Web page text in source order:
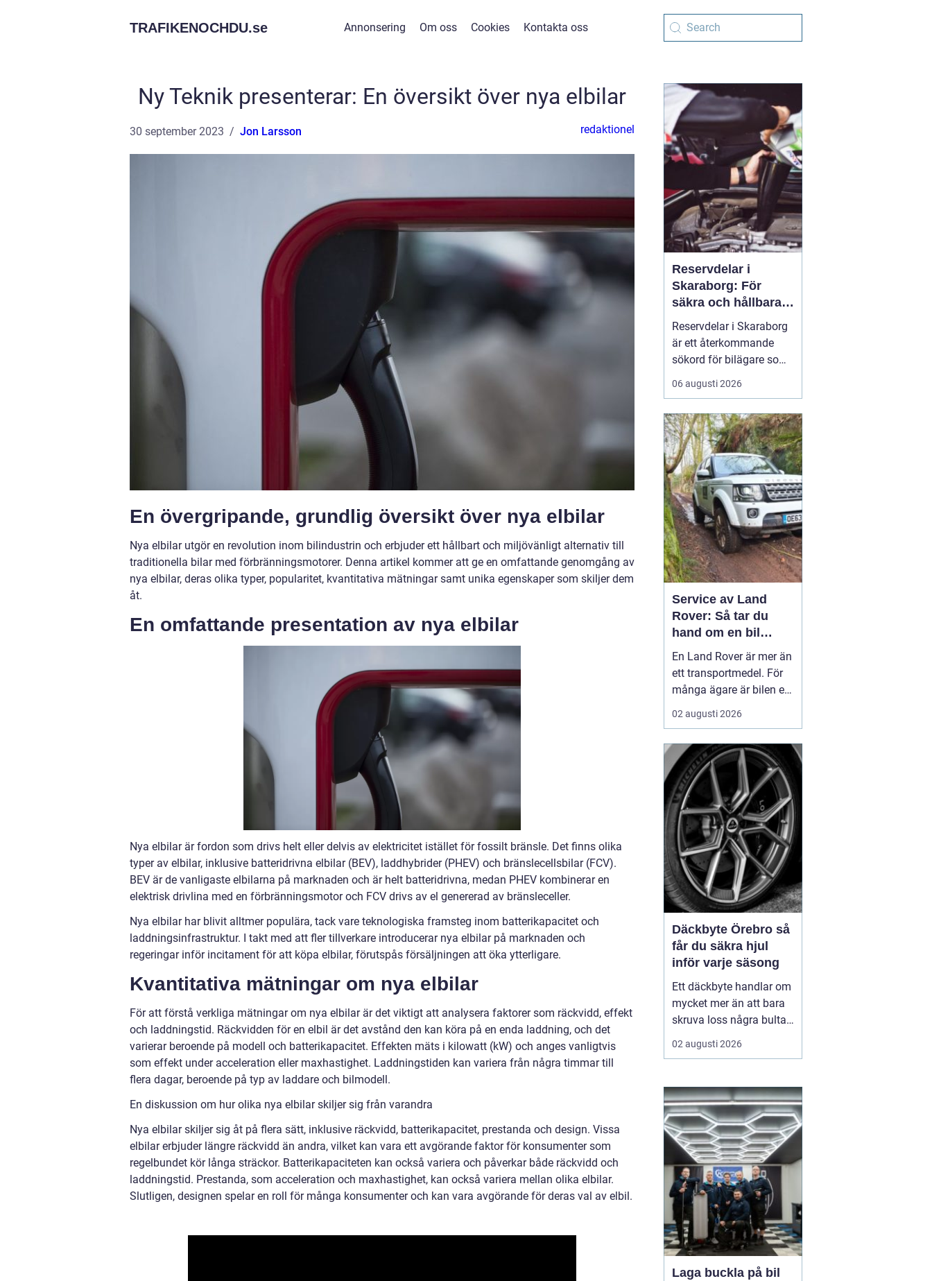
TRAFIKENOCHDU.se Annonsering Om oss Cookies Kontakta oss
Ny Teknik presenterar: En översikt över nya elbilar
30 september 2023 Jon Larsson redaktionel
En övergripande, grundlig översikt över nya elbilar
Nya elbilar utgör en revolution inom bilindustrin och erbjuder ett hållbart och miljövänligt alternativ till
traditionella bilar med förbränningsmotorer. Denna artikel kommer att ge en omfattande genomgång av
nya elbilar, deras olika typer, popularitet, kvantitativa mätningar samt unika egenskaper som skiljer dem
åt.
En omfattande presentation av nya elbilar
Nya elbilar är fordon som drivs helt eller delvis av elektricitet istället för fossilt bränsle. Det finns olika
typer av elbilar, inklusive batteridrivna elbilar (BEV), laddhybrider (PHEV) och bränslecellsbilar (FCV).
BEV är de vanligaste elbilarna på marknaden och är helt batteridrivna, medan PHEV kombinerar en
elektrisk drivlina med en förbränningsmotor och FCV drivs av el genererad av bränsleceller.
Nya elbilar har blivit alltmer populära, tack vare teknologiska framsteg inom batterikapacitet och
laddningsinfrastruktur. I takt med att fler tillverkare introducerar nya elbilar på marknaden och
regeringar inför incitament för att köpa elbilar, förutspås försäljningen att öka ytterligare.
Kvantitativa mätningar om nya elbilar
För att förstå verkliga mätningar om nya elbilar är det viktigt att analysera faktorer som räckvidd, effekt
och laddningstid. Räckvidden för en elbil är det avstånd den kan köra på en enda laddning, och det
varierar beroende på modell och batterikapacitet. Effekten mäts i kilowatt (kW) och anges vanligtvis
som effekt under acceleration eller maxhastighet. Laddningstiden kan variera från några timmar till
flera dagar, beroende på typ av laddare och bilmodell.
En diskussion om hur olika nya elbilar skiljer sig från varandra
Nya elbilar skiljer sig åt på flera sätt, inklusive räckvidd, batterikapacitet, prestanda och design. Vissa
elbilar erbjuder längre räckvidd än andra, vilket kan vara ett avgörande faktor för konsumenter som
regelbundet kör långa sträckor. Batterikapaciteten kan också variera och påverkar både räckvidd och
laddningstid. Prestanda, som acceleration och maxhastighet, kan också variera mellan olika elbilar.
Slutligen, designen spelar en roll för många konsumenter och kan vara avgörande för deras val av elbil.
Reservdelar i
Skaraborg: För
säkra och hållbara
bilar
Reservdelar i Skaraborg
är ett återkommande
sökord för bilägare som
vill hålla bilen i gott
skick utan att betala
regionen vänder sig till
lokala specialister som
bvs.nu när...
06 augusti 2026
Service av Land
Rover: Så tar du
hand om en bil
byggd för tuffa
uppdrag
En Land Rover är mer än
ett transportmedel. För
många ägare är bilen ett
arbetsredskap, ett
fritidsprojekt och en del
spelar service en
avgörande roll. Rätt
skött kan...
02 augusti 2026
Däckbyte Örebro så
får du säkra hjul
inför varje säsong
Ett däckbyte handlar om
mycket mer än att bara
skruva loss några bultar.
För bilägare i Örebro kan
skillnaden mellan bra
tydligt när första
snöfallet kommer, eller
när sommarregnet gör
vägarna hala. Med rätt
kunskap om däck, da...
02 augusti 2026
Laga buckla på bil